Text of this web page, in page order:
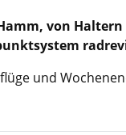
von Haltern
und